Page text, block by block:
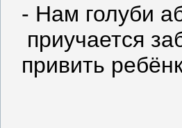
- Нам голуби
приучается
привить